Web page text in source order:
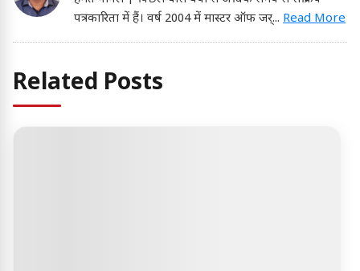
पत्रकारिता में हैं। वर्ष 2004 में मास्टर ऑफ जर्... Read More
Related Posts